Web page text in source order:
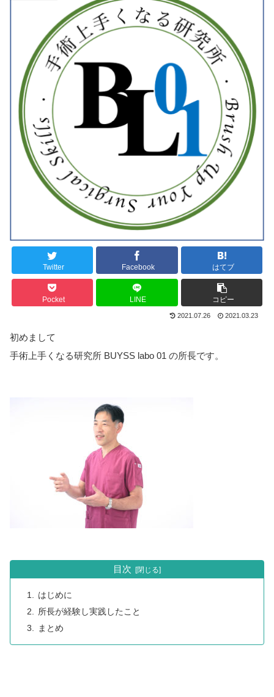
Twitter Facebook はてブ
Pocket LINE コピー
2021.07.26 2021.03.23
初めまして
手術上手くなる研究所 BUYSS labo 01 の所長です。
目次
はじめに
所長が経験し実践したこと
まとめ